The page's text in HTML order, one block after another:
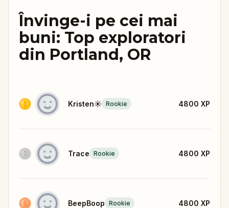
Învinge-i pe cei mai
buni: Top exploratori
din Portland, OR
Kristen☀️ Rookie 4800 XP
Trace Rookie 4800 XP
BeepBoop Rookie 4800 XP